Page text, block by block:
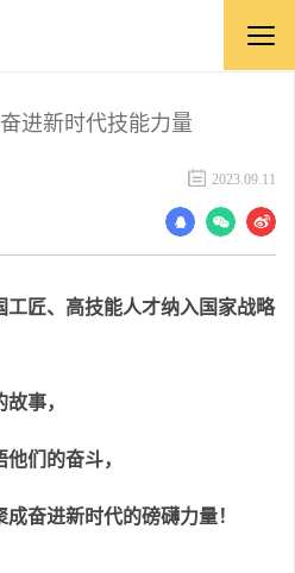
进新时代技能力量
2023.09.11
工匠、高技能人才纳入国家战略
事，
们的奋斗，
奋进新时代的磅礴力量！